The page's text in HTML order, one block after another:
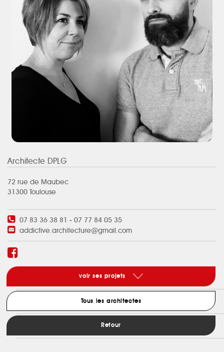
Architecte DPLG
72 rue de Maubec
31300 Toulouse
07 83 36 38 81 - 07 77 84 05 35
addictive.architecture@gmail.com
voir ses projets
Tous les architectes
Retour